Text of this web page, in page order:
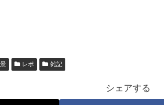
レポ 雑記
シェアする